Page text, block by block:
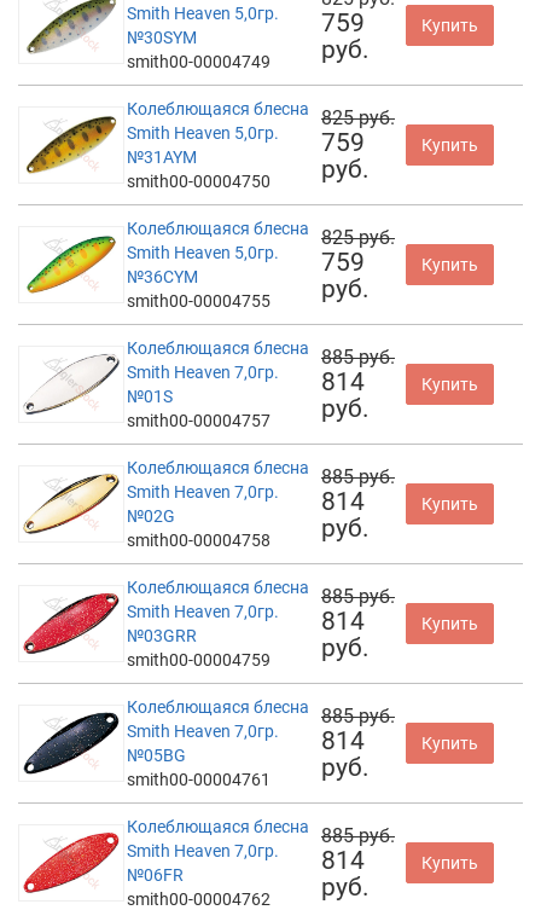
Smith Heaven 5,0гр.
№30SYM
smith00-00004749
759
руб.
Купить
Колеблющаяся блесна
Smith Heaven 5,0гр.
№31AYM
smith00-00004750
825 руб.
759
руб.
Купить
Колеблющаяся блесна
Smith Heaven 5,0гр.
№36CYM
smith00-00004755
825 руб.
759
руб.
Купить
Колеблющаяся блесна
Smith Heaven 7,0гр.
№01S
smith00-00004757
885 руб.
814
руб.
Купить
Колеблющаяся блесна
Smith Heaven 7,0гр.
№02G
smith00-00004758
885 руб.
814
руб.
Купить
Колеблющаяся блесна
Smith Heaven 7,0гр.
№03GRR
smith00-00004759
885 руб.
814
руб.
Купить
Колеблющаяся блесна
Smith Heaven 7,0гр.
№05BG
smith00-00004761
885 руб.
814
руб.
Купить
Колеблющаяся блесна
Smith Heaven 7,0гр.
№06FR
smith00-00004762
885 руб.
814
руб.
Купить